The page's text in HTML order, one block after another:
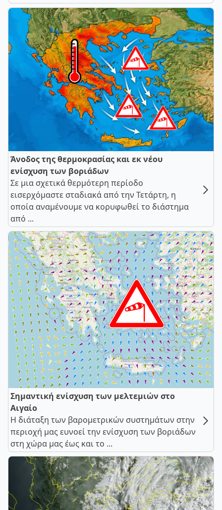
Άνοδος της θερμοκρασίας και εκ νέου
ενίσχυση των βοριάδων
Σε μια σχετικά θερμότερη περίοδο
εισερχόμαστε σταδιακά από την Τετάρτη, η
οποία αναμένουμε να κορυφωθεί το διάστημα
από ...
Σημαντική ενίσχυση των μελτεμιών στο
Αιγαίο
Η διάταξη των βαρομετρικών συστημάτων στην
περιοχή μας ευνοεί την ενίσχυση των βοριάδων
στη χώρα μας έως και το ...